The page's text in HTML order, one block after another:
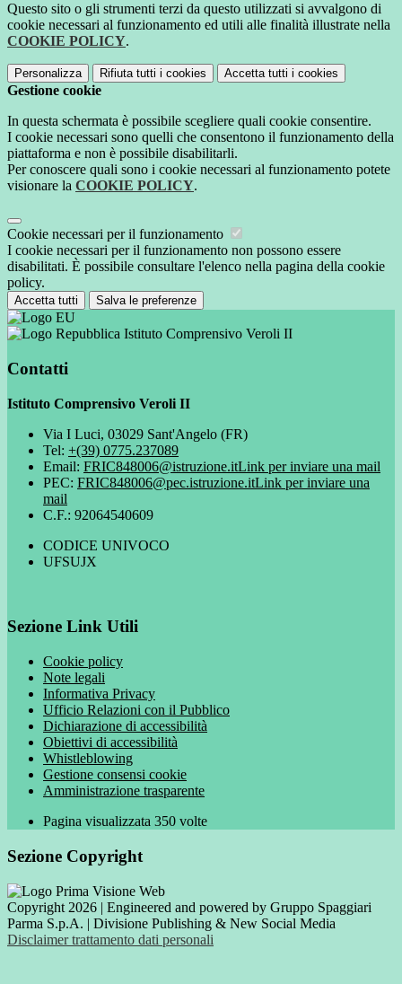
Questo sito o gli strumenti terzi da questo utilizzati si avvalgono di
cookie necessari al funzionamento ed utili alle finalità illustrate nella
COOKIE POLICY.
Personalizza Rifiuta tutti i cookies Accetta tutti i cookies
Gestione cookie
In questa schermata è possibile scegliere quali cookie consentire.
I cookie necessari sono quelli che consentono il funzionamento della
piattaforma e non è possibile disabilitarli.
Per conoscere quali sono i cookie necessari al funzionamento potete
visionare la COOKIE POLICY.
Cookie necessari per il funzionamento
I cookie necessari per il funzionamento non possono essere
disabilitati. È possibile consultare l'elenco nella pagina della cookie
policy.
Accetta tutti Salva le preferenze
Istituto Comprensivo Veroli II
Contatti
Istituto Comprensivo Veroli II
Via I Luci, 03029 Sant'Angelo (FR)
Tel: +(39) 0775.237089
Email: FRIC848006@istruzione.itLink per inviare una mail
PEC: FRIC848006@pec.istruzione.itLink per inviare una
mail
C.F.: 92064540609
CODICE UNIVOCO
UFSUJX
Sezione Link Utili
Cookie policy
Note legali
Informativa Privacy
Ufficio Relazioni con il Pubblico
Dichiarazione di accessibilità
Obiettivi di accessibilità
Whistleblowing
Gestione consensi cookie
Amministrazione trasparente
Pagina visualizzata 350 volte
Sezione Copyright
Copyright 2026 | Engineered and powered by Gruppo Spaggiari
Parma S.p.A. | Divisione Publishing & New Social Media
Disclaimer trattamento dati personali